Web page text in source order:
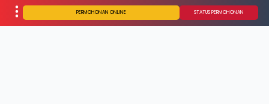
PERMOHONAN ONLINE STATUS PERMOHONAN